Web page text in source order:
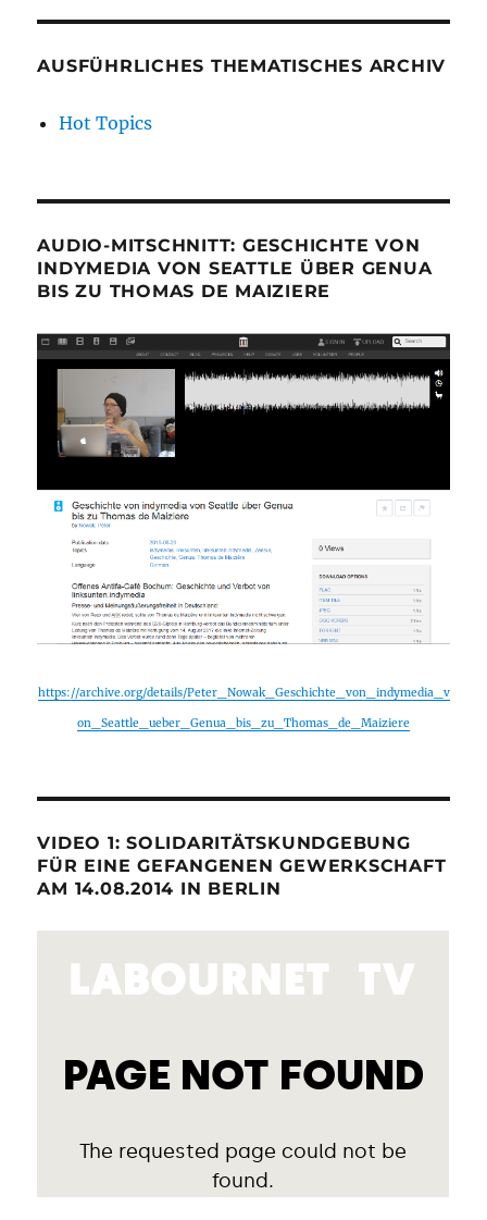
AUSFÜHRLICHES THEMATISCHES ARCHIV
Hot Topics
AUDIO-MITSCHNITT: GESCHICHTE VON
INDYMEDIA VON SEATTLE ÜBER GENUA
BIS ZU THOMAS DE MAIZIERE
https://archive.org/details/Peter_Nowak_Geschichte_von_indymedia_v
on_Seattle_ueber_Genua_bis_zu_Thomas_de_Maiziere
VIDEO 1: SOLIDARITÄTSKUNDGEBUNG
FÜR EINE GEFANGENEN GEWERKSCHAFT
AM 14.08.2014 IN BERLIN